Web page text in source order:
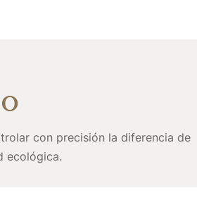
con precisión la diferencia de
ecológica.